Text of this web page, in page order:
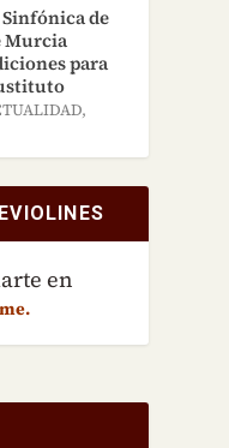
de
Murcia
para
,
en